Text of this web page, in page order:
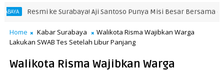
Aji Santoso Punya Misi Besar Bersama de Red FC KABAR
Home Kabar Surabaya
Walikota Risma Wajibkan Warga
Lakukan SWAB Tes Setelah Libur Panjang
Walikota Risma Wajibkan Warga